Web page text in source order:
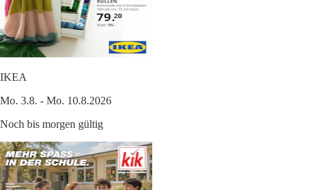
IKEA
Mo. 3.8. - Mo. 10.8.2026
Noch bis morgen gültig